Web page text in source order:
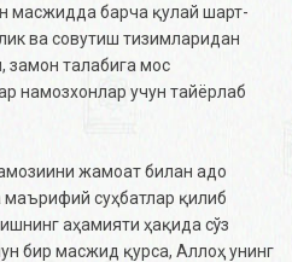
масжидда барча қулай шарт-
ва совутиш тизимларидан
замон талабига мос
намозхонлар учун тайёрлаб
жамоат билан адо
суҳбатлар қилиб
аҳамияти ҳақида сўз
бир масжид қурса, Аллоҳ унинг